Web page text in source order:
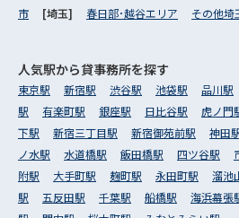
市
[埼玉] 春日部･越谷エリア その他埼
人気駅から貸事務所を探す
東京駅 新宿駅 渋谷駅 池袋駅 品川駅
駅
有楽町駅 銀座駅 日比谷駅 虎ノ門
下駅
新宿三丁目駅 新宿御苑前駅 神田
ノ水駅
水道橋駅 飯田橋駅 四ツ谷駅
附駅
大手町駅 麹町駅 永田町駅 溜池
駅
五反田駅 千葉駅 船橋駅 海浜幕張